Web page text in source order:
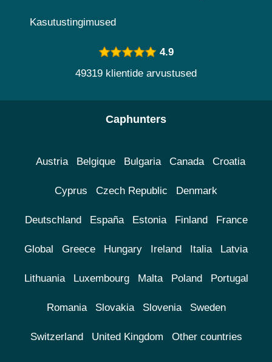
Kasutustingimused
4.9
49319 klientide arvustused
Caphunters
Austria Belgique Bulgaria Canada Croatia
Cyprus Czech Republic Denmark
Deutschland España Estonia Finland France
Global Greece Hungary Ireland Italia Latvia
Lithuania Luxembourg Malta Poland Portugal
Romania Slovakia Slovenia Sweden
Switzerland United Kingdom Other countries